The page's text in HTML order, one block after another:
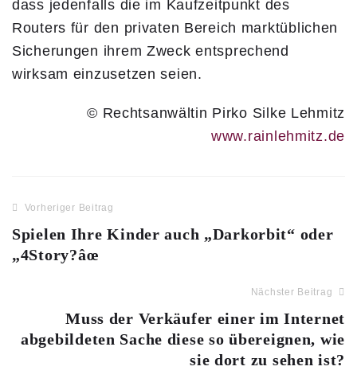
dass jedenfalls die im Kaufzeitpunkt des
Routers für den privaten Bereich marktüblichen
Sicherungen ihrem Zweck entsprechend
wirksam einzusetzen seien.
© Rechtsanwältin Pirko Silke Lehmitz
www.rainlehmitz.de
Vorheriger Beitrag
Spielen Ihre Kinder auch „Darkorbit“ oder
„4Story?âœ
Nächster Beitrag
Muss der Verkäufer einer im Internet
abgebildeten Sache diese so übereignen, wie
sie dort zu sehen ist?